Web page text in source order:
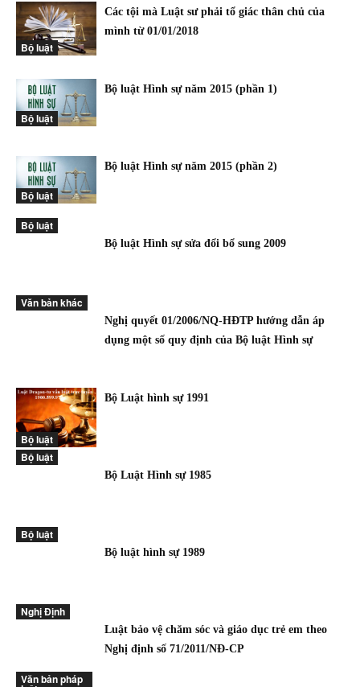
Bộ luật
Các tội mà Luật sư phải tổ giác thân chủ của
mình từ 01/01/2018
Bộ luật
Bộ luật Hình sự năm 2015 (phần 1)
Bộ luật
Bộ luật Hình sự năm 2015 (phần 2)
Bộ luật
Bộ luật Hình sự sửa đổi bổ sung 2009
Văn bản khác
Nghị quyết 01/2006/NQ-HĐTP hướng dẫn áp
dụng một số quy định của Bộ luật Hình sự
Bộ luật
Bộ Luật hình sự 1991
Bộ luật
Bộ Luật Hình sự 1985
Bộ luật
Bộ luật hình sự 1989
Nghị Định
Luật bảo vệ chăm sóc và giáo dục trẻ em theo
Nghị định số 71/2011/NĐ-CP
Văn bản pháp